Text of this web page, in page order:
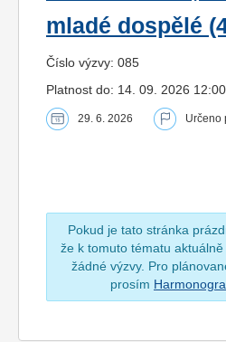
mladé dospělé
Číslo výzvy: 085
Platnost do: 14. 09. 2026 12:00
29. 6. 2026 Určeno
Pokud je tato stránka
že k tomuto tématu
žádné výzvy. Pro
prosím